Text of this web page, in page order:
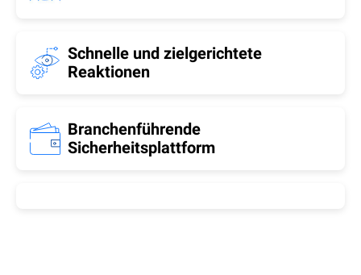
Schnelle und zielgerichtete
Reaktionen
Branchenführende
Sicherheitsplattform